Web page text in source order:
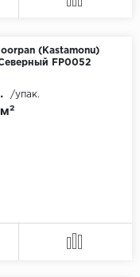
Made in Belgium
Novafloor
(Kastamonu)
FP0052
/упак.